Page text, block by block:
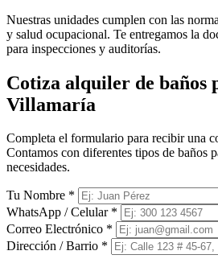
Nuestras unidades cumplen con las
y salud ocupacional. Te entregamos la
para inspecciones y auditorías.
Cotiza alquiler de baños
Villamaría
Completa el formulario para recibir una
Contamos con diferentes tipos de baños
necesidades.
Tu Nombre *
WhatsApp / Celular *
Correo Electrónico *
Dirección / Barrio *